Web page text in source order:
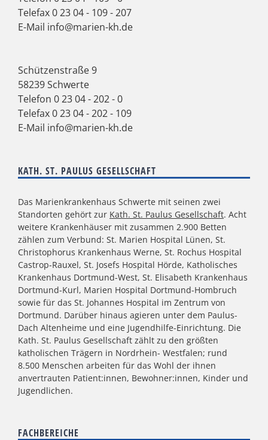
Telefax 0 23 04 - 109 - 207
E-Mail info@marien-kh.de
Schützenstraße 9
58239 Schwerte
Telefon 0 23 04 - 202 - 0
Telefax 0 23 04 - 202 - 109
E-Mail info@marien-kh.de
KATH. ST. PAULUS GESELLSCHAFT
Das Marienkrankenhaus Schwerte mit seinen zwei
Standorten gehört zur Kath. St. Paulus Gesellschaft. Acht
weitere Krankenhäuser mit zusammen 2.900 Betten
zählen zum Verbund: St. Marien Hospital Lünen, St.
Christophorus Krankenhaus Werne, St. Rochus Hospital
Castrop-Rauxel, St. Josefs Hospital Hörde, Katholisches
Krankenhaus Dortmund-West, St. Elisabeth Krankenhaus
Dortmund-Kurl, Marien Hospital Dortmund-Hombruch
sowie für das St. Johannes Hospital im Zentrum von
Dortmund. Darüber hinaus agieren unter dem Paulus-
Dach Altenheime und eine Jugendhilfe-Einrichtung. Die
Kath. St. Paulus Gesellschaft zählt zu den größten
katholischen Trägern in Nordrhein- Westfalen; rund
8.500 Menschen arbeiten für das Wohl der ihnen
anvertrauten Patient:innen, Bewohner:innen, Kinder und
Jugendlichen.
FACHBEREICHE